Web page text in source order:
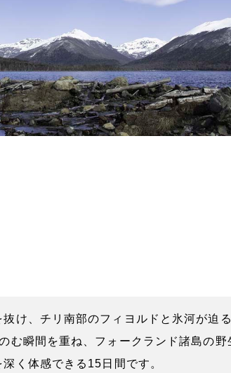
け、チリ南部のフィヨルドと氷河が迫
む瞬間を重ね、フォークランド諸島の野
く体感できる15日間です。